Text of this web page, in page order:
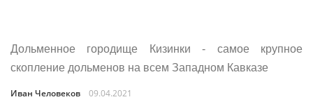
Дольменное городище Кизинки - самое крупное
скопление дольменов на всем Западном Кавказе
Иван Человеков 09.04.2021